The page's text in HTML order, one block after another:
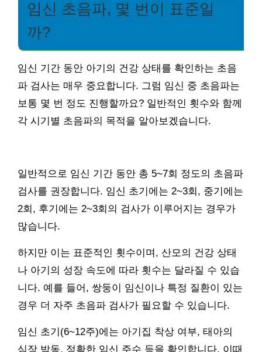
임신 초음파, 몇 번이 표준일
까?
임신 기간 동안 아기의 건강 상태를 확인하는 초음
파 검사는 매우 중요합니다. 그럼 임신 중 초음파는
보통 몇 번 정도 진행할까요? 일반적인 횟수와 함께
각 시기별 초음파의 목적을 알아보겠습니다.
일반적으로 임신 기간 동안 총 5~7회 정도의 초음파
검사를 권장합니다. 임신 초기에는 2~3회, 중기에는
2회, 후기에는 2~3회의 검사가 이루어지는 경우가
많습니다.
하지만 이는 표준적인 횟수이며, 산모의 건강 상태
나 아기의 성장 속도에 따라 횟수는 달라질 수 있습
니다. 예를 들어, 쌍둥이 임신이나 특정 질환이 있는
경우 더 자주 초음파 검사가 필요할 수 있습니다.
임신 초기(6~12주)에는 아기집 착상 여부, 태아의
심장 박동, 정확한 임신 주수 등을 확인합니다. 이때